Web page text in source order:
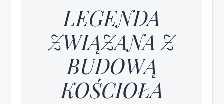
LEGENDA
ZWIĄZANA Z
BUDOWĄ
KOŚCIOŁA